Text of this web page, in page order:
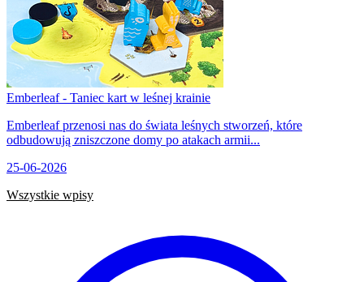
Emberleaf - Taniec kart w leśnej krainie
Emberleaf przenosi nas do świata leśnych stworzeń, które
odbudowują zniszczone domy po atakach armii...
25-06-2026
Wszystkie wpisy